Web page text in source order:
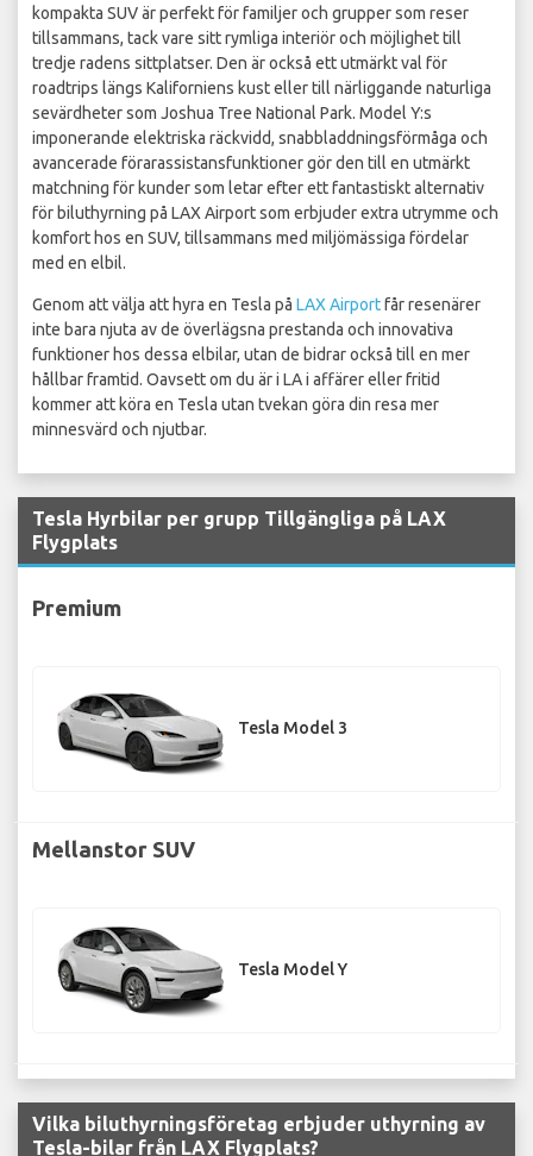
kompakta SUV är perfekt för familjer och grupper som reser
tillsammans, tack vare sitt rymliga interiör och möjlighet till
tredje radens sittplatser. Den är också ett utmärkt val för
roadtrips längs Kaliforniens kust eller till närliggande naturliga
sevärdheter som Joshua Tree National Park. Model Y:s
imponerande elektriska räckvidd, snabbladdningsförmåga och
avancerade förarassistansfunktioner gör den till en utmärkt
matchning för kunder som letar efter ett fantastiskt alternativ
för biluthyrning på LAX Airport som erbjuder extra utrymme och
komfort hos en SUV, tillsammans med miljömässiga fördelar
med en elbil.
Genom att välja att hyra en Tesla på LAX Airportfår resenärer
inte bara njuta av de överlägsna prestanda och innovativa
funktioner hos dessa elbilar, utan de bidrar också till en mer
hållbar framtid. Oavsett om du är i LA i affärer eller fritid
kommer att köra en Tesla utan tvekan göra din resa mer
minnesvärd och njutbar.
Tesla Hyrbilar per grupp Tillgängliga på LAX
Flygplats
Premium
Tesla Model 3
Mellanstor SUV
Tesla Model Y
Vilka biluthyrningsföretag erbjuder uthyrning av
Tesla-bilar från LAX Flygplats?